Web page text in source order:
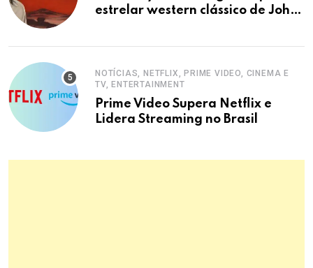
estrelar western clássico de John
NOTÍCIAS, NETFLIX, PRIME VIDEO, CINEMA E
TV, ENTERTAINMENT
Prime Video Supera Netflix e
Lidera Streaming no Brasil